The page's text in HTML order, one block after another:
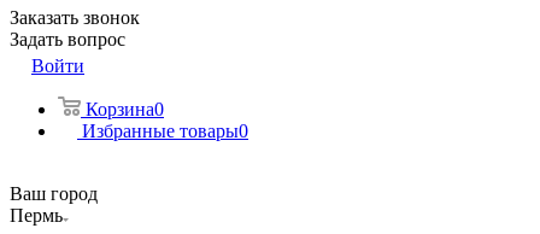
Заказать звонок
Задать вопрос
Войти
Корзина0
Избранные товары0
Ваш город
Пермь